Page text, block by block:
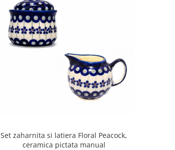
Set zaharnita si latiera Floral Peacock,
ceramica pictata manual